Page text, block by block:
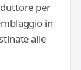
per
in
alle